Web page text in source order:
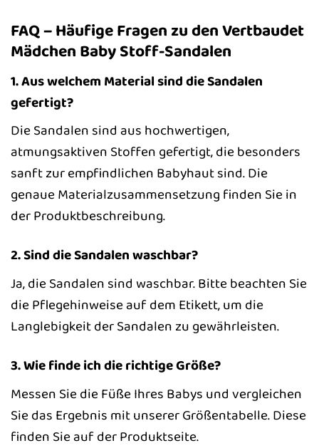
FAQ – Häufige Fragen zu den Vertbaudet
Mädchen Baby Stoff-Sandalen
1. Aus welchem Material sind die Sandalen
gefertigt?
Die Sandalen sind aus hochwertigen,
atmungsaktiven Stoffen gefertigt, die besonders
sanft zur empfindlichen Babyhaut sind. Die
genaue Materialzusammensetzung finden Sie in
der Produktbeschreibung.
2. Sind die Sandalen waschbar?
Ja, die Sandalen sind waschbar. Bitte beachten Sie
die Pflegehinweise auf dem Etikett, um die
Langlebigkeit der Sandalen zu gewährleisten.
3. Wie finde ich die richtige Größe?
Messen Sie die Füße Ihres Babys und vergleichen
Sie das Ergebnis mit unserer Größentabelle. Diese
finden Sie auf der Produktseite.